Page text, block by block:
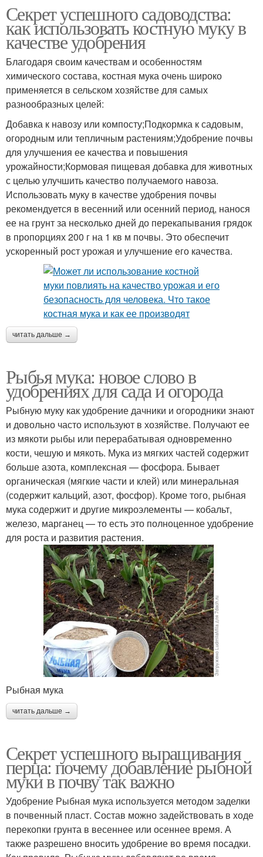
Секрет успешного садоводства:
как использовать костную муку в
качестве удобрения
Благодаря своим качествам и особенностям
химического состава, костная мука очень широко
применяется в сельском хозяйстве для самых
разнообразных целей:
Добавка к навозу или компосту;Подкормка к садовым,
огородным или тепличным растениям;Удобрение почвы
для улучшения ее качества и повышения
урожайности;Кормовая пищевая добавка для животных
с целью улучшить качество получаемого навоза.
Использовать муку в качестве удобрения почвы
рекомендуется в весенний или осенний период, нанося
ее на грунт за несколько дней до перекапывания грядок
в пропорциях 200 г на 1 кв м почвы. Это обеспечит
ускоренный рост урожая и улучшение его качества.
читать дальше →
Рыбья мука: новое слово в
удобрениях для сада и огорода
Рыбную муку как удобрение дачники и огородники знают
и довольно часто используют в хозяйстве. Получают ее
из мякоти рыбы или перерабатывая одновременно
кости, чешую и мякоть. Мука из мягких частей содержит
больше азота, комплексная — фосфора. Бывает
органическая (мягкие части и клей) или минеральная
(содержит кальций, азот, фосфор). Кроме того, рыбная
мука содержит и другие микроэлементы — кобальт,
железо, марганец — то есть это полноценное удобрение
для роста и развития растения.
Рыбная мука
читать дальше →
Секрет успешного выращивания
перца: почему добавление рыбной
муки в почву так важно
Удобрение Рыбная мука используется методом заделки
в почвенный пласт. Состав можно задействовать в ходе
перекопки грунта в весеннее или осеннее время. А
также разрешено вносить удобрение во время посадки.